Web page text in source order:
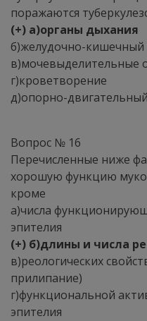
поражаются
(+) а)органы дыхания
б)желудочно-кишечный
в)мочевыделительные
г)кроветворение
д)опорно-
Вопрос № 16
Перечисленные ниже
хорошую функцию
кроме
а)числа
эпителия
(+) б)длины и числа
в)реологических
прилипание)
г)функциональной
эпителия